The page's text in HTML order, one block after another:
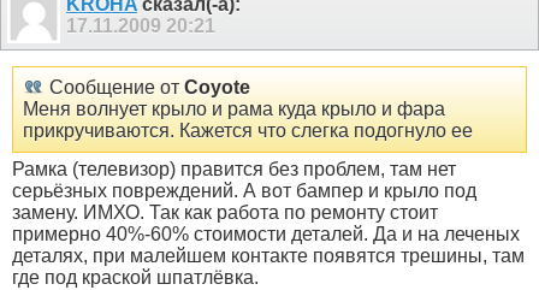
KROHA сказал(-а):
17.11.2009 20:21
Сообщение от Coyote
Меня волнует крыло и рама куда крыло и фара
прикручиваются. Кажется что слегка подогнуло ее
Рамка (телевизор) правится без проблем, там нет
серьёзных повреждений. А вот бампер и крыло под
замену. ИМХО. Так как работа по ремонту стоит
примерно 40%-60% стоимости деталей. Да и на леченых
деталях, при малейшем контакте появятся трешины, там
где под краской шпатлёвка.